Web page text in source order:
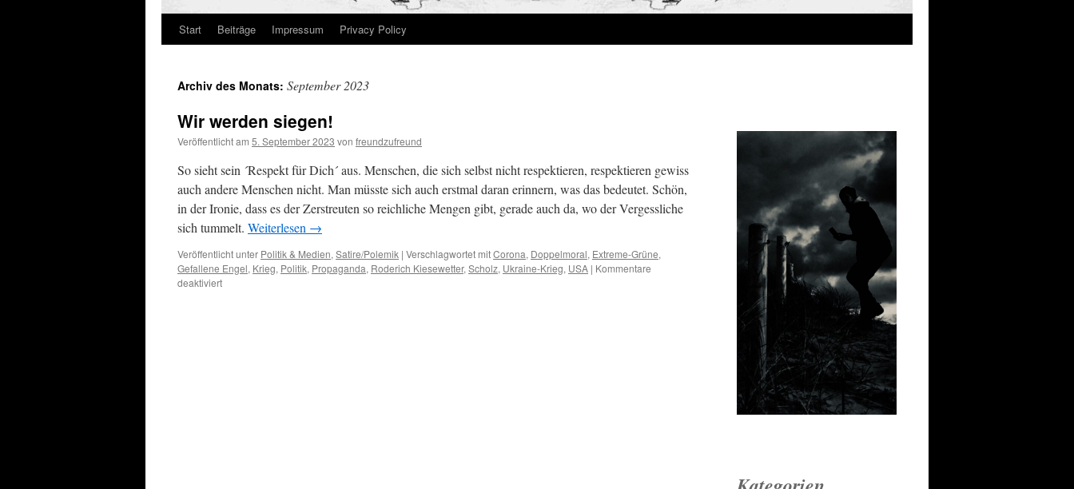
Start Beiträge Impressum Privacy Policy
Archiv des Monats: September 2023
Wir werden siegen!
Veröffentlicht am 5. September 2023 von freundzufreund
So sieht sein ´Respekt für Dich´ aus. Menschen, die sich selbst nicht respektieren, respektieren gewiss
auch andere Menschen nicht. Man müsste sich auch erstmal daran erinnern, was das bedeutet. Schön,
in der Ironie, dass es der Zerstreuten so reichliche Mengen gibt, gerade auch da, wo der Vergessliche
sich tummelt. Weiterlesen →
Veröffentlicht unter Politik & Medien, Satire/Polemik | Verschlagwortet mitCorona, Doppelmoral, Extreme-Grüne,
Gefallene Engel, Krieg, Politik, Propaganda, Roderich Kiesewetter, Scholz, Ukraine-Krieg, USA | Kommentare
deaktiviertfür